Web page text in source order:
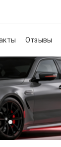
Отзывы